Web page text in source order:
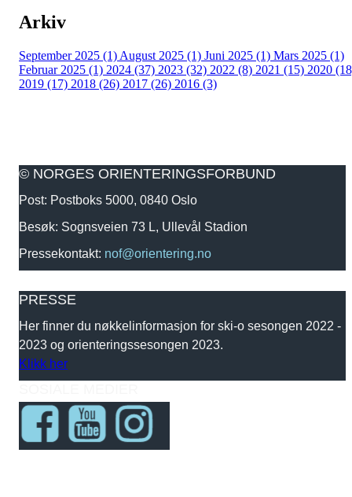
Arkiv
September 2025 (1) August 2025 (1) Juni 2025 (1) Mars 2025 (1)
Februar 2025 (1) 2024 (37) 2023 (32) 2022 (8) 2021 (15) 2020
2019 (17) 2018 (26) 2017 (26) 2016 (3)
© NORGES ORIENTERINGSFORBUND
Post: Postboks 5000, 0840 Oslo
Besøk: Sognsveien 73 L, Ullevål Stadion
Pressekontakt: nof@orientering.no
PRESSE
Her finner du nøkkelinformasjon for ski-o sesongen 2022 -
2023 og orienteringssesongen 2023.
Klikk her